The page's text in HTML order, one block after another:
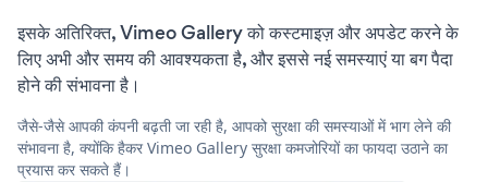
इसके अतिरिक्त, Vimeo Gallery को कस्टमाइज़ और अपडेट करने के
लिए अभी और समय की आवश्यकता है, और इससे नई समस्याएं या बग पैदा
होने की संभावना है।
जैसे-जैसे आपकी कंपनी बढ़ती जा रही है, आपको सुरक्षा की समस्याओं में भाग लेने की
संभावना है, क्योंकि हैकर Vimeo Gallery सुरक्षा कमजोरियों का फायदा उठाने का
प्रयास कर सकते हैं।